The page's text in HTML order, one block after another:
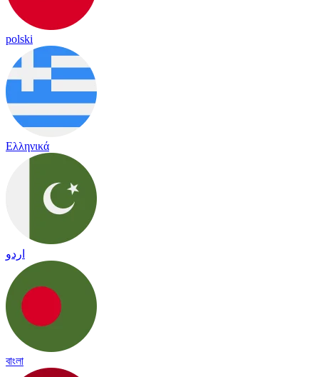
polski
Ελληνικά
اردو
বাংলা